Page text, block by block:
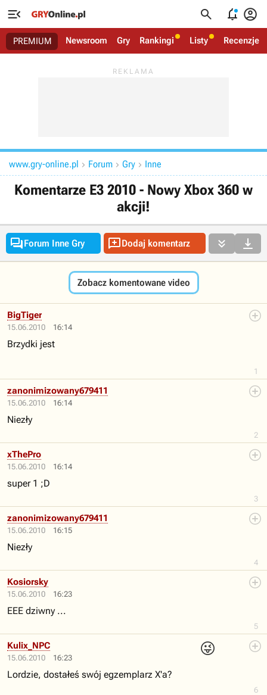
   
PREMIUM Newsroom Gry Rankingi Listy Recenzje
www.gry-online.pl  Forum  Gry  Inne
Komentarze E3 2010 - Nowy Xbox 360 w
akcji!
Forum Inne Gry Dodaj komentarz  
Zobacz komentowane video
15.06.2010 16:14
1
BigTiger
Brzydki jest
15.06.2010 16:14
2
zanonimizowany679411
Niezły
15.06.2010 16:14
3
xThePro
super 1 ;D
15.06.2010 16:15
4
zanonimizowany679411
Niezły
15.06.2010 16:23
5
Kosiorsky
EEE dziwny ...
15.06.2010 16:23
😜
6
Kulix_NPC
Lordzie, dostałeś swój egzemplarz X'a?